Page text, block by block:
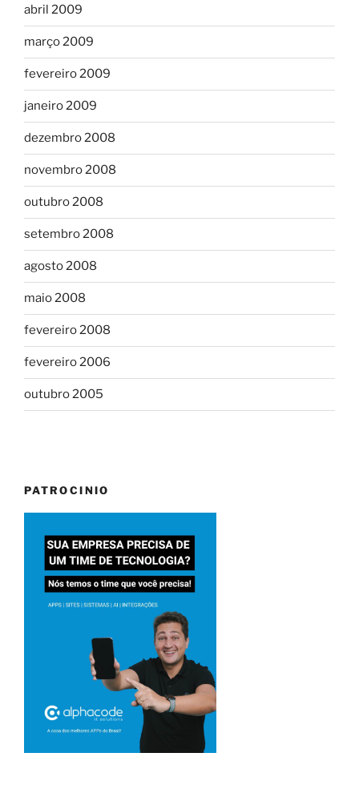
abril 2009
março 2009
fevereiro 2009
janeiro 2009
dezembro 2008
novembro 2008
outubro 2008
setembro 2008
agosto 2008
maio 2008
fevereiro 2008
fevereiro 2006
outubro 2005
PATROCINIO